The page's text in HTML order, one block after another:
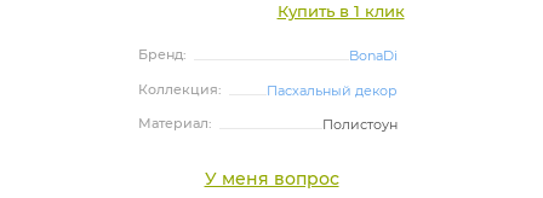
Купить в 1 клик
Бренд:
BonaDi
Коллекция:
Пасхальный декор
Материал:
Полистоун
У меня вопрос